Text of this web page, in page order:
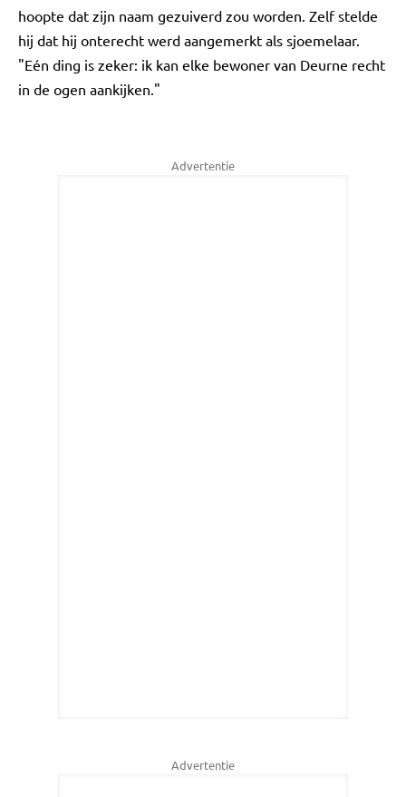
hoopte dat zijn naam gezuiverd zou worden. Zelf stelde
hij dat hij onterecht werd aangemerkt als sjoemelaar.
"Eén ding is zeker: ik kan elke bewoner van Deurne recht
in de ogen aankijken."
Advertentie
Advertentie